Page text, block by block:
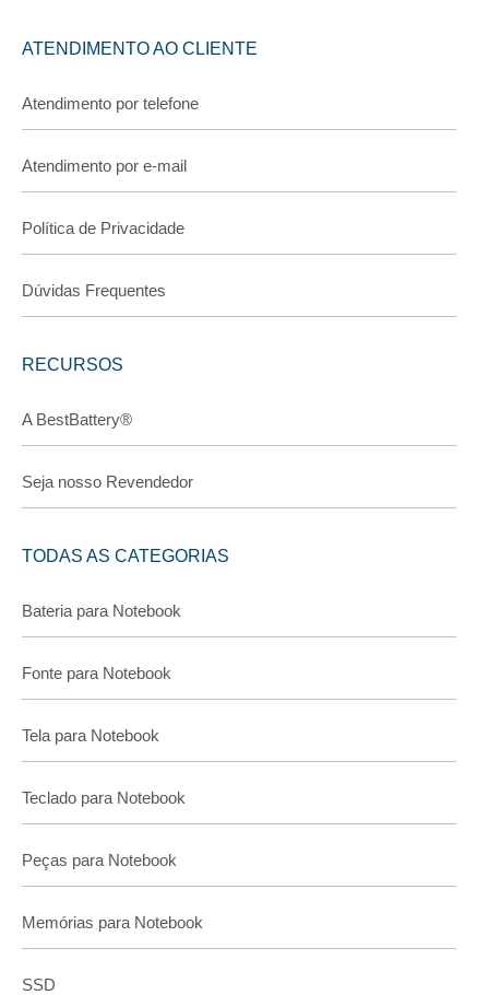
ATENDIMENTO AO CLIENTE
Atendimento por telefone
Atendimento por e-mail
Política de Privacidade
Dúvidas Frequentes
RECURSOS
A BestBattery®
Seja nosso Revendedor
TODAS AS CATEGORIAS
Bateria para Notebook
Fonte para Notebook
Tela para Notebook
Teclado para Notebook
Peças para Notebook
Memórias para Notebook
SSD